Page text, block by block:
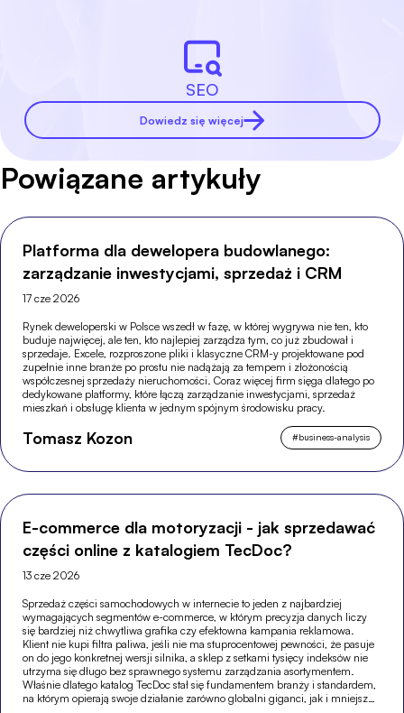
SEO
Dowiedz się więcej
Powiązane artykuły
Platforma dla dewelopera budowlanego:
zarządzanie inwestycjami, sprzedaż i CRM
17 cze 2026
Rynek deweloperski w Polsce wszedł w fazę, w której wygrywa nie ten, kto
buduje najwięcej, ale ten, kto najlepiej zarządza tym, co już zbudował i
sprzedaje. Excele, rozproszone pliki i klasyczne CRM-y projektowane pod
zupełnie inne branże po prostu nie nadążają za tempem i złożonością
współczesnej sprzedaży nieruchomości. Coraz więcej firm sięga dlatego po
dedykowane platformy, które łączą zarządzanie inwestycjami, sprzedaż
mieszkań i obsługę klienta w jednym spójnym środowisku pracy.
Tomasz Kozon #business-analysis
E-commerce dla motoryzacji - jak sprzedawać
części online z katalogiem TecDoc?
13 cze 2026
Sprzedaż części samochodowych w internecie to jeden z najbardziej
wymagających segmentów e-commerce, w którym precyzja danych liczy
się bardziej niż chwytliwa grafika czy efektowna kampania reklamowa.
Klient nie kupi filtra paliwa, jeśli nie ma stuprocentowej pewności, że pasuje
on do jego konkretnej wersji silnika, a sklep z setkami tysięcy indeksów nie
utrzyma się długo bez sprawnego systemu zarządzania asortymentem.
Właśnie dlatego katalog TecDoc stał się fundamentem branży i standardem,
na którym opierają swoje działanie zarówno globalni giganci, jak i mniejsze,